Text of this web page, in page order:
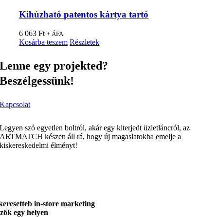
Kihúzható patentos kártya tartó
6 063Ft + ÁFA
Kosárba teszem Részletek
Lenne egy projekted?
Beszélgessünk!
Kapcsolat
Legyen szó egyetlen boltról, akár egy kiterjedt üzletláncról, az
ARTMATCH készen áll rá, hogy új magaslatokba emelje a
kiskereskedelmi élményt!
in-store marketing
egy helyen